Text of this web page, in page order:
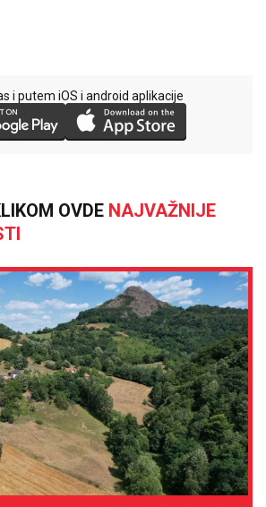
i putem iOS i android aplikacije
OVDE NAJVAŽNIJE